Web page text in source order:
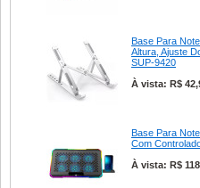
Base Para
Altura, Ajuste
SUP-9420
À vista: R$
Base Para
Com
À vista: R$